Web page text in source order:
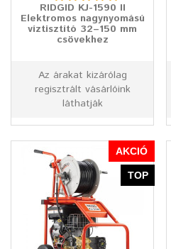
RIDGID KJ-1590 II
Elektromos nagynyomású
víztisztító 32–150 mm
csövekhez
Az árakat kizárólag
regisztrált vásárlóink
láthatják
AKCIÓ
TOP